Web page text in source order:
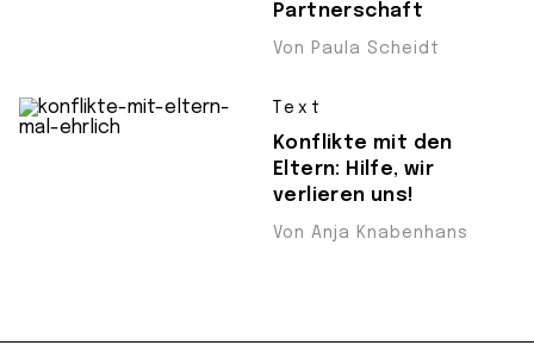
Partnerschaft
Von Paula Scheidt
Text
Konflikte mit den
Eltern: Hilfe, wir
verlieren uns!
Von Anja Knabenhans